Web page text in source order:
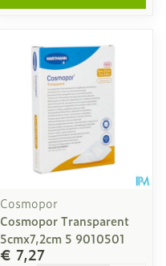
Cosmopor
Cosmopor Transparent
5cmx7,2cm 5 9010501
€ 7,27